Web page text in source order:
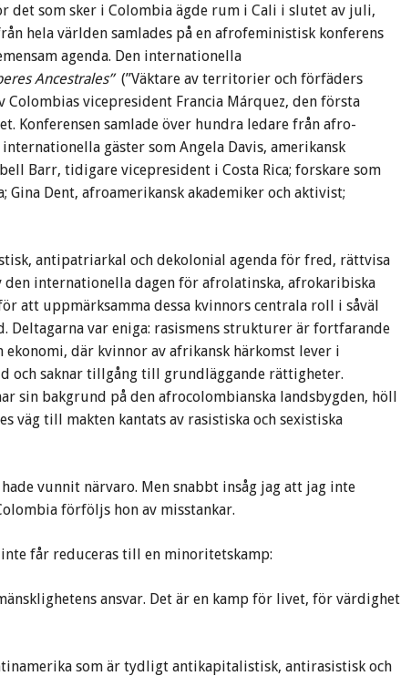
det som sker i Colombia ägde rum i Cali i slutet av juli,
hela världen samlades på en afrofeministisk konferens
agenda. Den internationella
Ancestrales”(”Väktare av territorier och förfäders
vicepresident Francia Márquez, den första
Konferensen samlade över hundra ledare från afro-
gäster som Angela Davis, amerikansk
Barr, tidigare vicepresident i Costa Rica; forskare som
Dent, afroamerikansk akademiker och aktivist;
antipatriarkal och dekolonial agenda för fred, rättvisa
den internationella dagen för afrolatinska, afrokaribiska
att uppmärksamma dessa kvinnors centrala roll i såväl
var eniga: rasismens strukturer är fortfarande
där kvinnor av afrikansk härkomst lever i
saknar tillgång till grundläggande rättigheter.
sin bakgrund på den afrocolombianska landsbygden, höll
väg till makten kantats av rasistiska och sexistiska
vunnit närvaro. Men snabbt insåg jag att jag inte
förföljs hon av misstankar.
får reduceras till en minoritetskamp:
ansvar. Det är en kamp för livet, för värdighet
som är tydligt antikapitalistisk, antirasistisk och